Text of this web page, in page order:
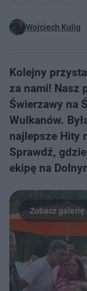
Wojciech Kulig
Kolejny
za nami! Nasz
Świerzawy na
Wulkanów.
najlepsze Hity
Sprawdź,
ekipę na